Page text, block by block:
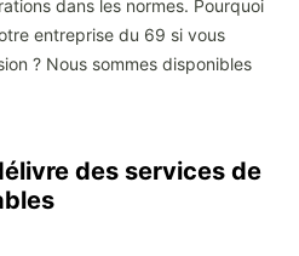
dans les normes. Pourquoi
entreprise du 69 si vous
? Nous sommes disponibles
des services de